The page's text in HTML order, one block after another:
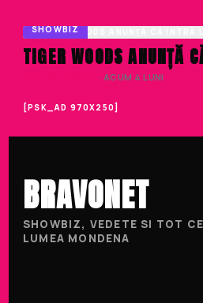
SHOWBIZ
TIGER WOODS ANUNȚĂ
· ACUM 4 LUNI
[PSK_AD 970X250]
BRAVONET
SHOWBIZ, VEDETE SI TOT
LUMEA MONDENA